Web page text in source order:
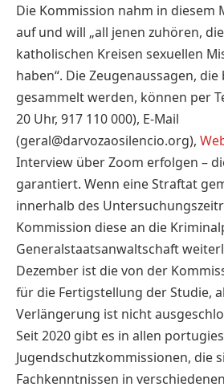
Die Kommission nahm in diesem
auf und will „all jenen zuhören,
katholischen Kreisen sexuellen
haben“. Die Zeugenaussagen, die
gesammelt werden, können per
20 Uhr, 917 110 000), E-Mail
(geral@darvozaosilencio.org),
Interview über Zoom erfolgen –
garantiert. Wenn eine Straftat
innerhalb des
Kommission diese an die
Generalstaatsanwaltschaft
Dezember ist die von der
für die Fertigstellung der Studie,
Verlängerung ist nicht
Seit 2020 gibt es in allen
Jugendschutzkommissionen, die
Fachkenntnissen in